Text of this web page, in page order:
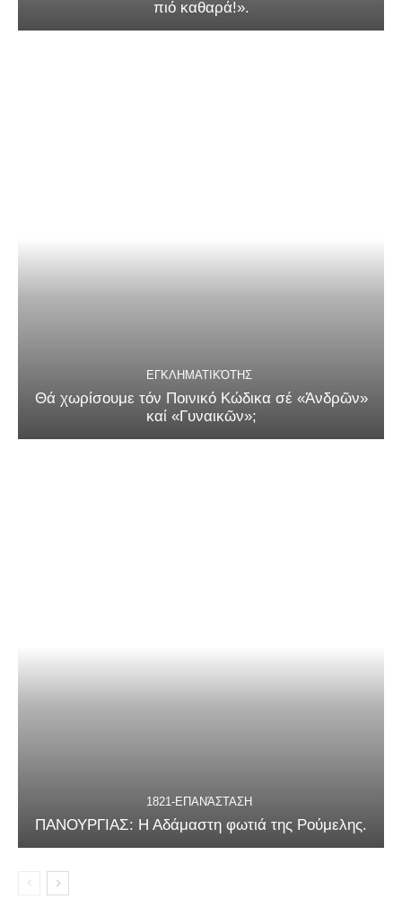
πιό καθαρά!».
ΕΓΚΛΗΜΑΤΙΚΌΤΗΣ
Θά χωρίσουμε τόν Ποινικό Κώδικα σέ «Ἀνδρῶν»
καί «Γυναικῶν»;
1821-ΕΠΑΝΆΣΤΑΣΗ
ΠΑΝΟΥΡΓΙΑΣ: Η Αδάμαστη φωτιά της Ρούμελης.